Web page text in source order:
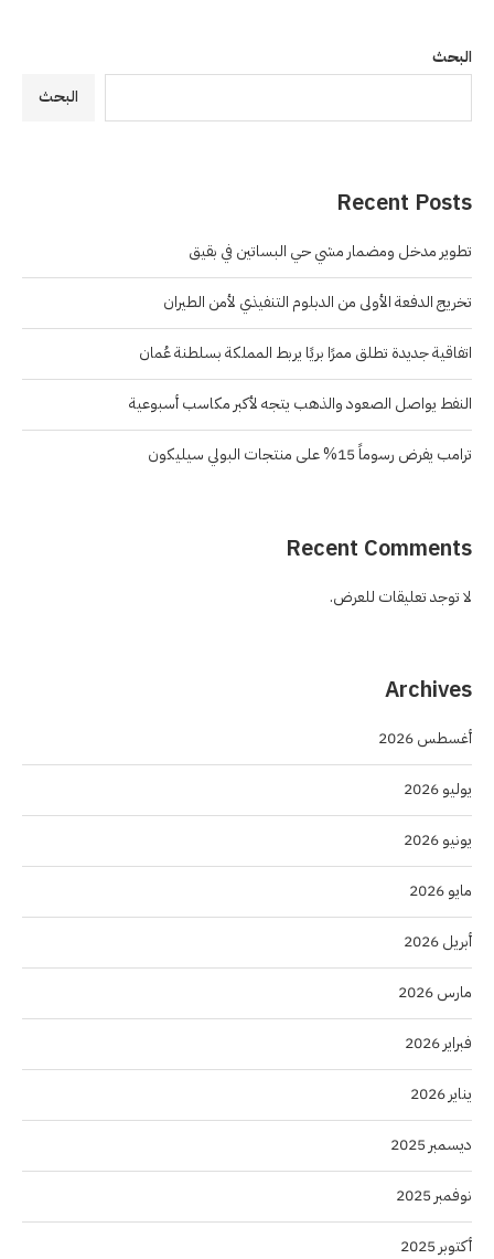
البحث
البحث
Recent Posts
تطوير مدخل ومضمار مشي حي البساتين في بقيق
تخريج الدفعة الأولى من الدبلوم التنفيذي لأمن الطيران
اتفاقية جديدة تطلق ممرًا بريًا يربط المملكة بسلطنة عُمان
النفط يواصل الصعود والذهب يتجه لأكبر مكاسب أسبوعية
ترامب يفرض رسوماً 15% على منتجات البولي سيليكون
Recent Comments
لا توجد تعليقات للعرض.
Archives
أغسطس 2026
يوليو 2026
يونيو 2026
مايو 2026
أبريل 2026
مارس 2026
فبراير 2026
يناير 2026
ديسمبر 2025
نوفمبر 2025
أكتوبر 2025